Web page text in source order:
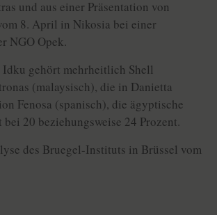
und aus einer Präsentation von
8. April in Nikosia bei einer
NGO Opek.
gehört mehrheitlich Shell
(malaysisch), die in Danietta
Fenosa (spanisch), die ägyptische
20 beziehungsweise 24 Prozent.
des Bruegel-Instituts in Brüssel vom